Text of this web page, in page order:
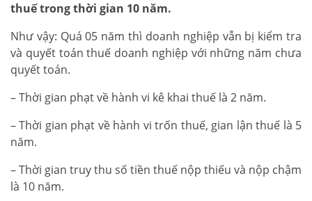
thuế trong thời gian 10 năm.
Như vậy: Quá 05 năm thì doanh nghiệp vẫn bị kiểm tra
và quyết toán thuế doanh nghiệp với những năm chưa
quyết toán.
– Thời gian phạt về hành vi kê khai thuế là 2 năm.
– Thời gian phạt về hành vi trốn thuế, gian lận thuế là 5
năm.
– Thời gian truy thu số tiền thuế nộp thiếu và nộp chậm
là 10 năm.